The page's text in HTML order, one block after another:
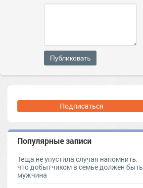
Публиковать
Подписаться
Популярные записи
Теща не упустила случая напомнить,
что добытчиком в семье должен быть
мужчина